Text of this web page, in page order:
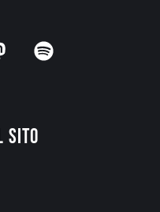
sito